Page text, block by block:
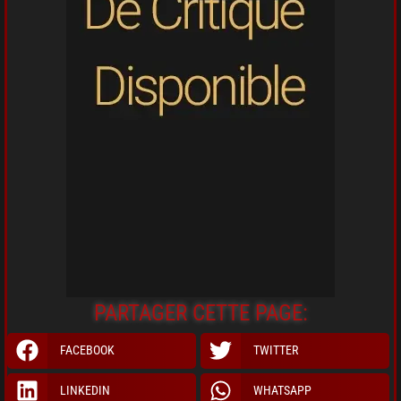
PARTAGER CETTE PAGE:
FACEBOOK TWITTER
LINKEDIN WHATSAPP